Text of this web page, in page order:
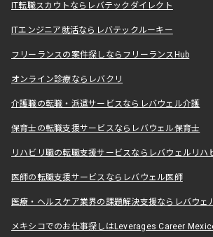
IT転職スカウトならレバテックダイレクト
ITエンジニア就活ならレバテックルーキー
フリーランスの案件探しならフリーランスHub
オンライン診療ならレバクリ
介護職の転職・派遣サービスならレバウェル介護
保育士の転職支援サービスならレバウェル保育士
リハビリ職の転職支援サービスならレバウェルリハ
医師の転職支援サービスならレバウェル医師
医療・ヘルスケア業界の課題解決支援ならレバウェ
メキシコでのお仕事探しはLeverages Career